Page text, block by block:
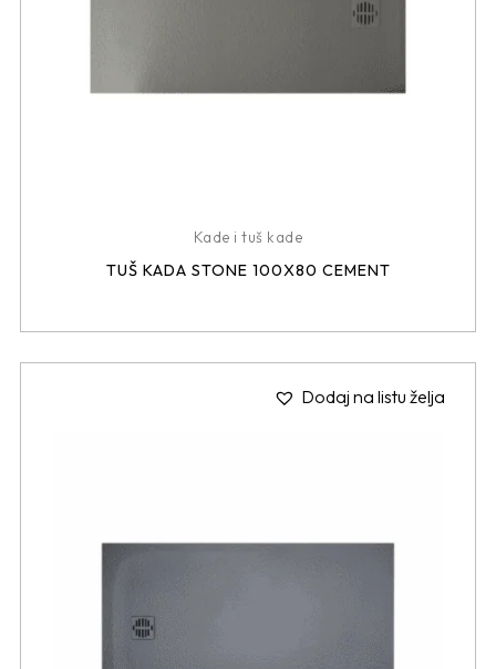
Kade i tuš kade
TUŠ KADA STONE 100X80 CEMENT
Dodaj na listu želja